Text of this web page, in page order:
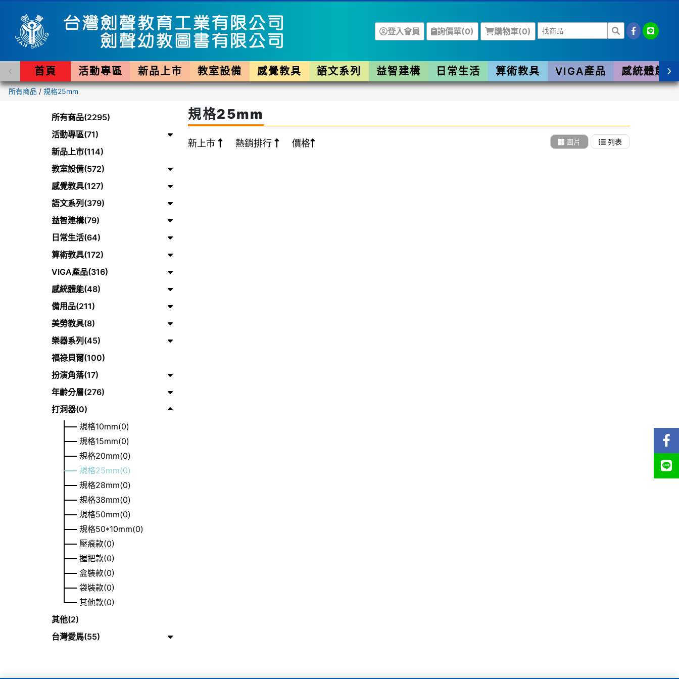
登入會員 詢價單(0) 購物車(0)
首頁 活動專區 新品上市 教室設備 感覺教具 語文系列 益智建構 日常生活 算術教具 VIGA產品 感統體能
所有商品 / 規格25mm
所有商品(2295)
活動專區(71)
新品上市(114)
教室設備(572)
感覺教具(127)
語文系列(379)
益智建構(79)
日常生活(64)
算術教具(172)
VIGA產品(316)
感統體能(48)
備用品(211)
美勞教具(8)
樂器系列(45)
福祿貝爾(100)
扮演角落(17)
年齡分層(276)
打洞器(0)
規格10mm(0)
規格15mm(0)
規格20mm(0)
規格25mm(0)
規格28mm(0)
規格38mm(0)
規格50mm(0)
規格50*10mm(0)
壓痕款(0)
握把款(0)
盒裝款(0)
袋裝款(0)
其他款(0)
其他(2)
台灣愛馬(55)
規格25mm
新上市 熱銷排行 價格 圖片 列表